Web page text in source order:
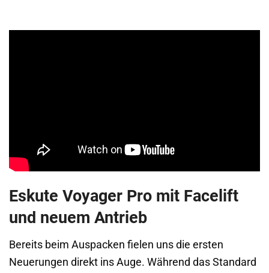
Eskute Voyager Pro mit Facelift
und neuem Antrieb
Bereits beim Auspacken fielen uns die ersten
Neuerungen direkt ins Auge. Während das Standard